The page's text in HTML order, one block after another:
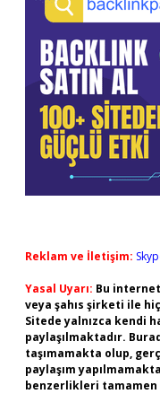
Reklam ve İletişim:
Yasal Uyarı: Bu
veya şahıs şirketi ile
Sitede yalnızca kendi
paylaşılmaktadır.
taşımamakta olup,
paylaşım
benzerlikleri